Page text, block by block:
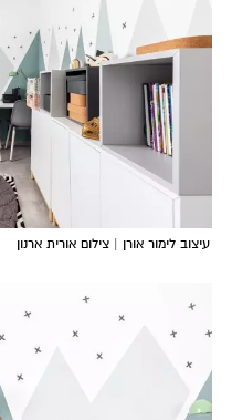
עיצוב לימור אורן | צילום אורית ארנון